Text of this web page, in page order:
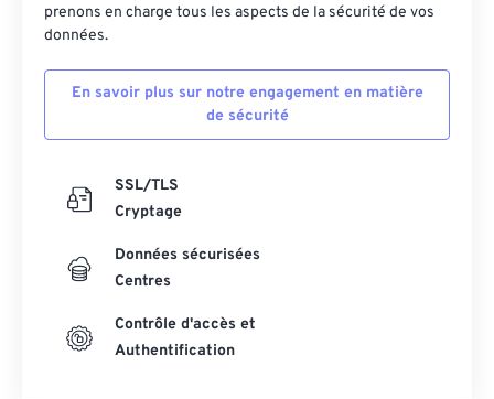
prenons en charge tous les aspects de la sécurité de vos
données.
En savoir plus sur notre engagement en matière
de sécurité
SSL/TLS
Cryptage
Données sécurisées
Centres
Contrôle d'accès et
Authentification